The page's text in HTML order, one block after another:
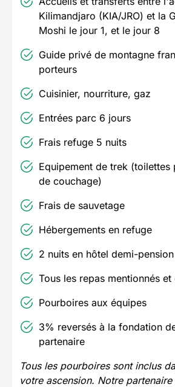
Kilimandjaro (KIA/JRO) et la
Moshi le jour 1, et le jour 8
Guide privé de montagne
porteurs
Cuisinier, nourriture, gaz
Entrées parc 6 jours
Frais refuge 5 nuits
Equipement de trek (toilettes
de couchage)
Frais de sauvetage
Hébergements en refuge
2 nuits en hôtel demi-pension
Tous les repas mentionnés
Pourboires aux équipes
3% reversés à la fondation
partenaire
Tous les pourboires sont inclus
votre ascension. Notre partenaire